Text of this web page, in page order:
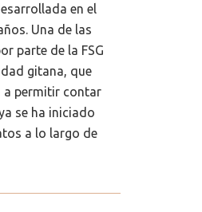
en el
Una de las
parte de la FSG
gitana, que
a permitir contar
se ha iniciado
a lo largo de